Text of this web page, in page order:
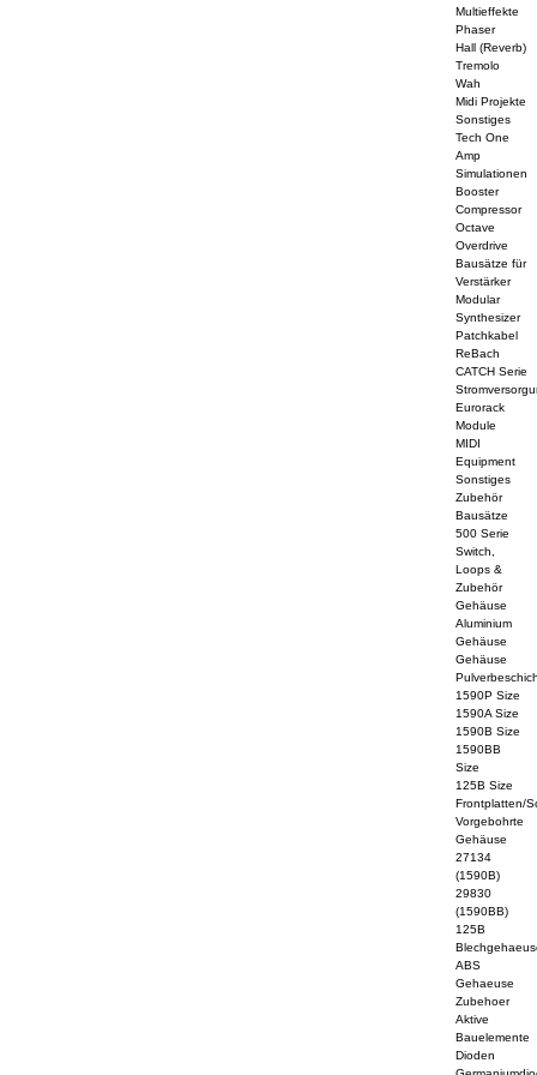
Multieffekte
Phaser
Hall (Reverb)
Tremolo
Wah
Midi Projekte
Sonstiges
Tech One
Amp
Simulationen
Booster
Compressor
Octave
Overdrive
Bausätze für
Verstärker
Modular
Synthesizer
Patchkabel
ReBach
CATCH Serie
Eurorack
Module
MIDI
Equipment
Sonstiges
Zubehör
Bausätze
500 Serie
Switch,
Loops &
Zubehör
Gehäuse
Aluminium
Gehäuse
Gehäuse
1590P Size
1590A Size
1590B Size
1590BB
Size
125B Size
Frontplatten/
Vorgebohrte
Gehäuse
27134
(1590B)
29830
(1590BB)
125B
ABS
Gehaeuse
Zubehoer
Aktive
Bauelemente
Dioden